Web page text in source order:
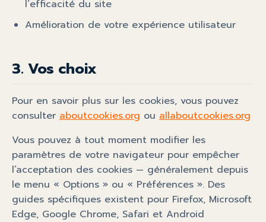
l’efficacité du site
Amélioration de votre expérience utilisateur
3. Vos choix
Pour en savoir plus sur les cookies, vous pouvez
consulter aboutcookies.org ou allaboutcookies.org
Vous pouvez à tout moment modifier les
paramètres de votre navigateur pour empêcher
l’acceptation des cookies — généralement depuis
le menu « Options » ou « Préférences ». Des
guides spécifiques existent pour Firefox, Microsoft
Edge, Google Chrome, Safari et Android